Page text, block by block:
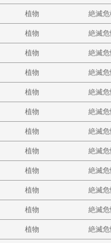
植物 絶滅
植物 絶滅危
植物 絶滅危
植物 絶滅危
植物 絶滅危
植物 絶滅危
植物 絶滅危
植物 絶滅危
植物 絶滅危
植物 絶滅危
植物 絶滅危
植物 絶滅危